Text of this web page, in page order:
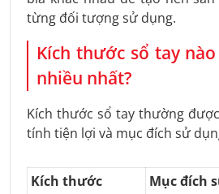
từng đối tượng sử dụng.
Kích thước sổ tay
nhiều nhất?
Kích thước sổ tay thường
tính tiện lợi và mục đích sử
Kích thước
Mục đích